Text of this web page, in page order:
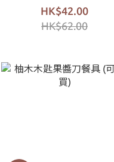
HK$42.00
HK$62.00